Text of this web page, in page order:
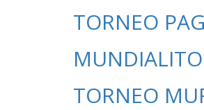
TORNEO
TORNEO